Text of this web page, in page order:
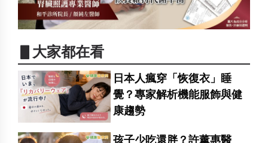
▋大家都在看
日本人瘋穿「恢復衣」睡
覺？專家解析機能服飾與健
康趨勢
孩子少吃還胖？許薰惠醫